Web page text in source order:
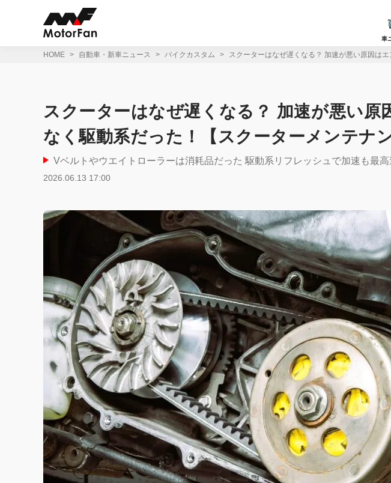
車
HOME 自動車・新車ニュース バイクカスタム スクーターはなぜ遅くなる？ 加速が悪い原因は
スクーターはなぜ遅くなる？ 加速が悪い原
なく駆動系だった！【スクーターメンテナン
Vベルトやウエイトローラーは消耗品だった 駆動系リフレッシュで加速も最高
2026.06.13 17:00